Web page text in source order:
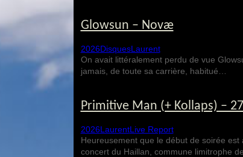
Glowsun – Novæ
2026DisquesLaurent
On avait littéralement perdu de vue
jamais, de toute sa carrière, habitué…
Primitive Man (+ Kollaps) –
2026LaurentLive Report
Heureusement que le début de soirée
concert du Haillan, commune limitrophe